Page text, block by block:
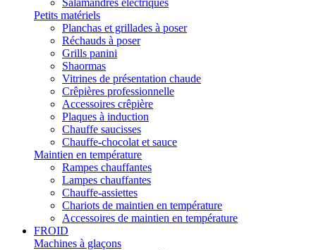
Salamandres électriques
Petits matériels
Planchas et grillades à poser
Réchauds à poser
Grills panini
Shaormas
Vitrines de présentation chaude
Crêpières professionnelle
Accessoires crêpière
Plaques à induction
Chauffe saucisses
Chauffe-chocolat et sauce
Maintien en température
Rampes chauffantes
Lampes chauffantes
Chauffe-assiettes
Chariots de maintien en température
Accessoires de maintien en température
FROID
Machines à glaçons